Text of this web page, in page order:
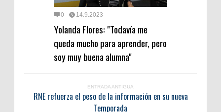
0 14.9.2023
Yolanda Flores: "Todavía me
queda mucho para aprender, pero
soy muy buena alumna"
ENTRADA ANTIGUA
RNE refuerza el peso de la información en su nueva
Temporada